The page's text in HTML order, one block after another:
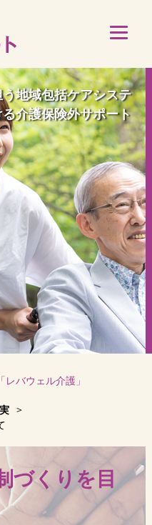
地域包括ケアシステ
介護保険外サポート
バウェル介護」
>
づくりを目